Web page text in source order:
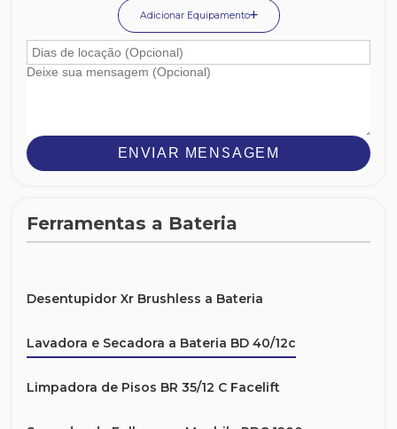
Adicionar Equipamento
ENVIAR MENSAGEM
Ferramentas a Bateria
Desentupidor Xr Brushless a Bateria
Lavadora e Secadora a Bateria BD 40/12c
Limpadora de Pisos BR 35/12 C Facelift